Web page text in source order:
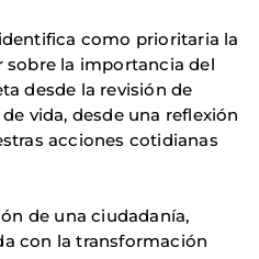
como prioritaria la
sobre la importancia del
desde la revisión de
vida, desde una reflexión
acciones cotidianas
de una ciudadanía,
con la transformación